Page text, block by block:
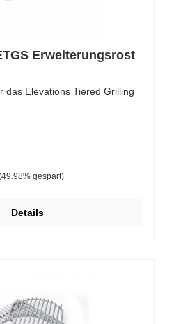
Erweiterungsrost
gespart)
Details